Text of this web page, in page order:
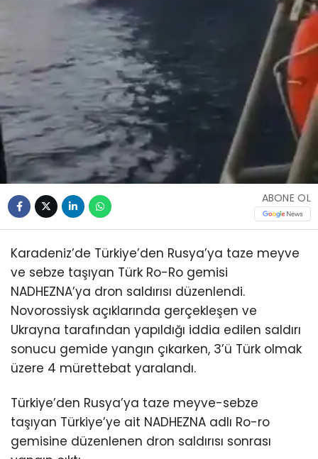
ABONE OL
Karadeniz’de Türkiye’den Rusya’ya taze meyve
ve sebze taşıyan Türk Ro-Ro gemisi
NADHEZNA’ya dron saldırısı düzenlendi.
Novorossiysk açıklarında gerçekleşen ve
Ukrayna tarafından yapıldığı iddia edilen saldırı
sonucu gemide yangın çıkarken, 3’ü Türk olmak
üzere 4 mürettebat yaralandı.
Türkiye’den Rusya’ya taze meyve-sebze
taşıyan Türkiye’ye ait NADHEZNA adlı Ro-ro
gemisine düzenlenen dron saldırısı sonrası